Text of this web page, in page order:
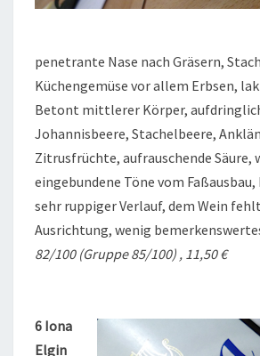
penetrante Nase nach Gräsern,
Küchengemüse vor allem Erbsen,
Betont mittlerer Körper,
Johannisbeere, Stachelbeere,
Zitrusfrüchte, aufrauschende Säure,
eingebundene Töne vom Faßausbau,
sehr ruppiger Verlauf, dem Wein
Ausrichtung, wenig
82/100 (Gruppe 85/100) , 11,50 €
6 Iona
Elgin